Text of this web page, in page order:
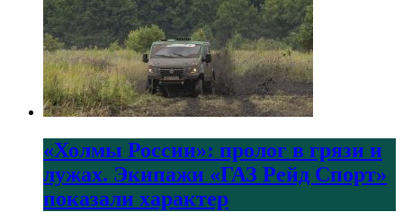
«Холмы России»: пролог в грязи и
лужах. Экипажи «ГАЗ Рейд Спорт»
показали характер